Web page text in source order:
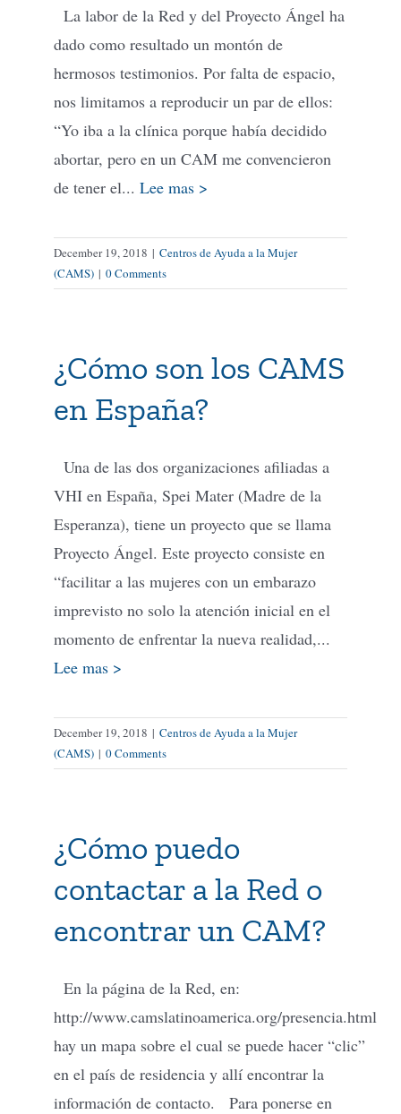
La labor de la Red y del Proyecto Ángel ha
dado como resultado un montón de
hermosos testimonios. Por falta de espacio,
nos limitamos a reproducir un par de ellos:
“Yo iba a la clínica porque había decidido
abortar, pero en un CAM me convencieron
de tener el... Lee mas >
December 19, 2018 | Centros de Ayuda a la Mujer
(CAMS) | 0 Comments
¿Cómo son los CAMS
en España?
Una de las dos organizaciones afiliadas a
VHI en España, Spei Mater (Madre de la
Esperanza), tiene un proyecto que se llama
Proyecto Ángel. Este proyecto consiste en
“facilitar a las mujeres con un embarazo
imprevisto no solo la atención inicial en el
momento de enfrentar la nueva realidad,...
Lee mas >
December 19, 2018 | Centros de Ayuda a la Mujer
(CAMS) | 0 Comments
¿Cómo puedo
contactar a la Red o
encontrar un CAM?
En la página de la Red, en:
http://www.camslatinoamerica.org/presencia.html
hay un mapa sobre el cual se puede hacer “clic”
en el país de residencia y allí encontrar la
información de contacto. Para ponerse en